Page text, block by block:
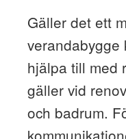
Gäller det ett
verandabygge
hjälpa till med
gäller vid
och badrum.